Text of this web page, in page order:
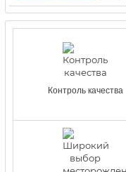
Контроль качества